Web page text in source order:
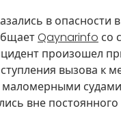
в опасности
Qaynarinfo со
произошел
вызова к
вне